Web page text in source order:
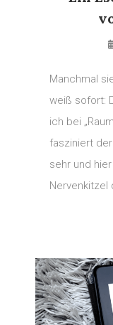
Manchmal
weiß sofort:
ich bei
fasziniert
sehr und
Nervenkitzel